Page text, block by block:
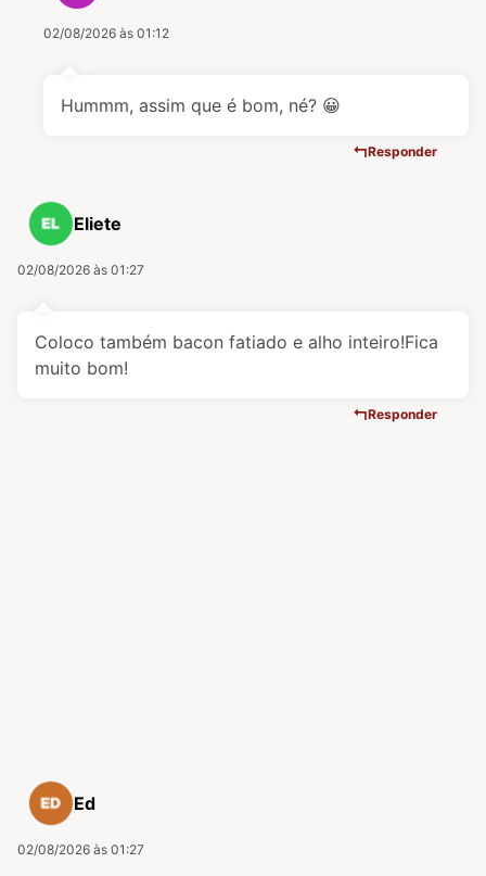
02/08/2026 às 01:12
Hummm, assim que é bom, né? 😀
Responder
Eliete
02/08/2026 às 01:27
Coloco também bacon fatiado e alho inteiro!Fica
muito bom!
Responder
Ed
02/08/2026 às 01:27